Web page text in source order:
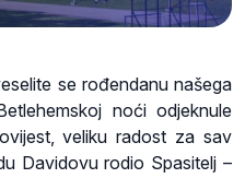
se rođendanu našega
noći odjeknule
veliku radost za sav
Davidovu rodio Spasitelj –